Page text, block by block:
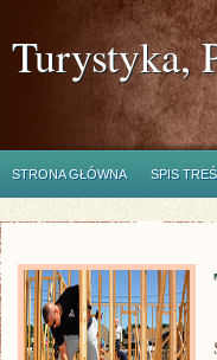
Turystyka,
STRONA GŁÓWNA SPIS